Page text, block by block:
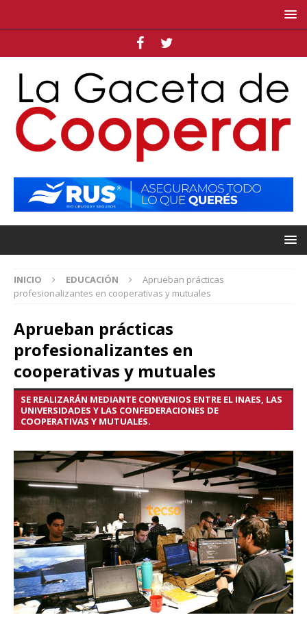
INICIO EDUCACIÓN
Aprueban prácticas
profesionalizantes en cooperativas y mutuales
Aprueban prácticas
profesionalizantes en
cooperativas y mutuales
SE REALIZARÁN MEDIANTE CONVENIOS ENTRE EL INAES, LAS
UNIVERSIDADES Y LAS CONFEDERACIONES DE
COOPERATIVAS Y MUTUALES.